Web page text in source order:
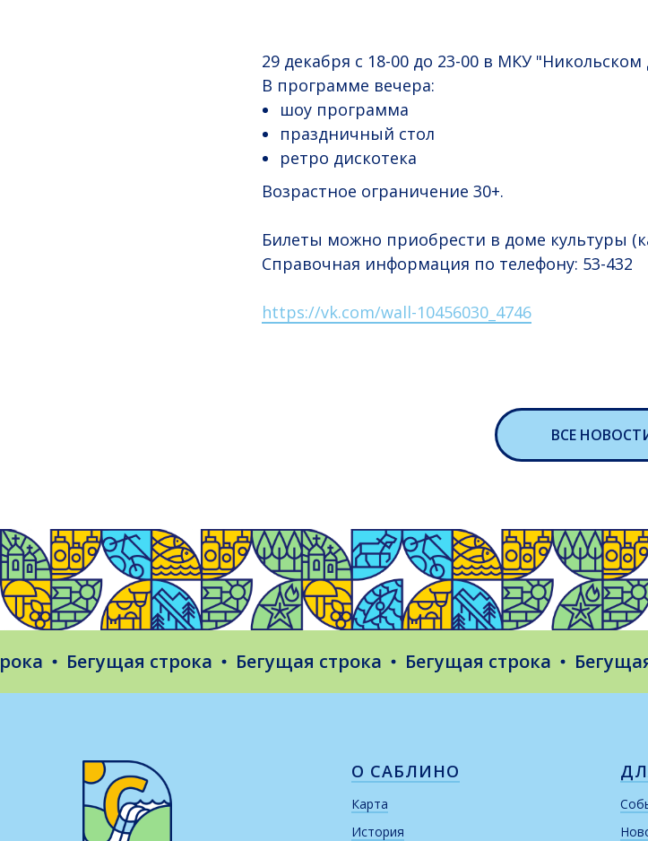
29 декабря с 18-00 до 23-00 в МКУ
В программе вечера:
шоу программа
праздничный стол
ретро дискотека
Возрастное ограничение 30+.
Билеты можно приобрести в доме культуры
Справочная информация по телефону: 53-432
https://vk.com/wall-10456030_4746
ВСЕ
Бегущая строка Бегущая строка Бегущая строка Бегущая
О САБЛИНО
Карта
История